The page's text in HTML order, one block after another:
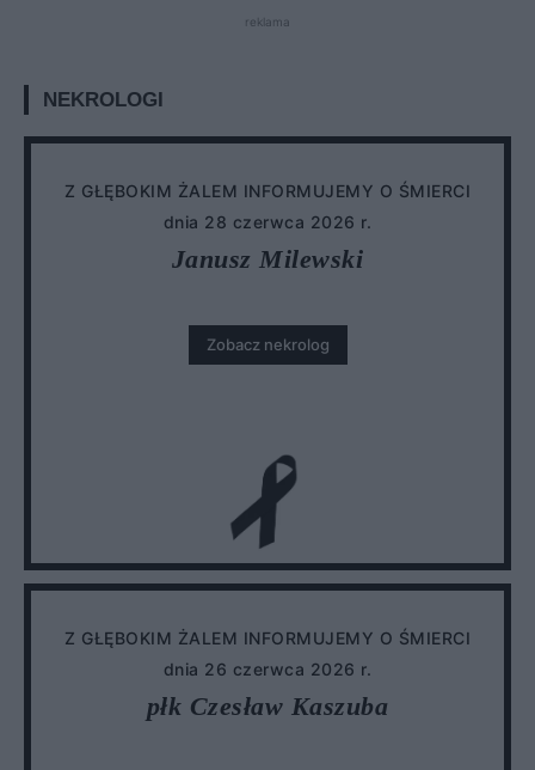
reklama
NEKROLOGI
Z GŁĘBOKIM ŻALEM INFORMUJEMY O ŚMIERCI
dnia 28 czerwca 2026 r.
Janusz Milewski
Zobacz nekrolog
Z GŁĘBOKIM ŻALEM INFORMUJEMY O ŚMIERCI
dnia 26 czerwca 2026 r.
płk Czesław Kaszuba